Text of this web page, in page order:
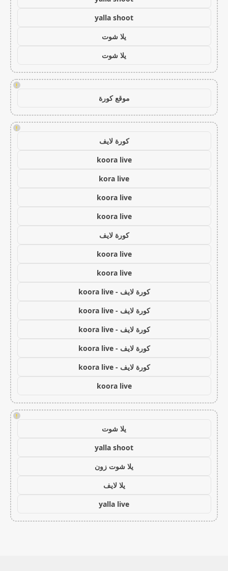
yalla shoot
يلا شوت
يلا شوت
!
موقع كورة
!
كورة لايف
koora live
kora live
koora live
koora live
كورة لايف
koora live
koora live
كورة لايف - koora live
كورة لايف - koora live
كورة لايف - koora live
كورة لايف - koora live
كورة لايف - koora live
koora live
!
يلا شوت
yalla shoot
يلا شوت زون
يلا لايف
yalla live